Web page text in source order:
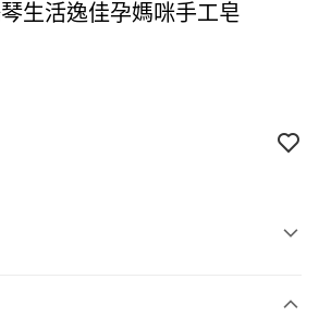
琴生活逸佳孕媽咪手工皂